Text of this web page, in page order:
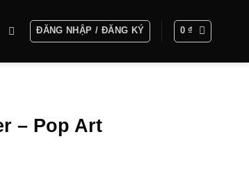
ĐĂNG NHẬP / ĐĂNG KÝ 0₫
– Pop Art